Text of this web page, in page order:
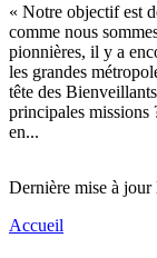
« Notre objectif est
comme nous
pionnières, il y a
les grandes
tête des
principales missions
en...
Dernière mise à
Accueil